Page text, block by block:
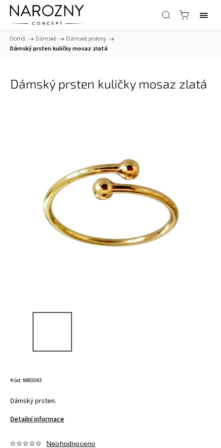
Domů / Dámské / Dámské prsteny /
Dámský prsten kuličky mosaz zlatá
Dámský prsten kuličky mosaz zlatá
Kód:WR0043
Dámský prsten.
Detailní informace
Neohodnoceno